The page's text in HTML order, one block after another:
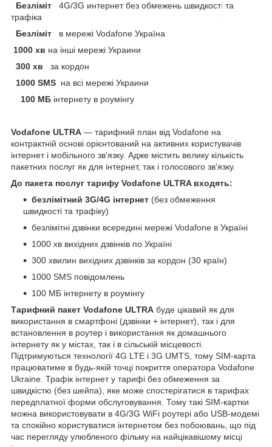
Безліміт 4G/3G интернет без обмежень швидкості та
трафіка
Безліміт в мережі Vodafone Україна
1000 хв на інші мережі Украини
300 хв за кордон
1000 SMS на всі мережі Украини
100 МБ інтернету в роумінгу
Vodafone ULTRA — тарифний план від Vodafone на
контрактній основі орієнтований на активних користувачів
інтернет і мобільного зв'язку. Адже містить велику кількість
пакетних послуг як для інтернет, так і голосового зв'язку.
До пакета послуг тарифу Vodafone ULTRA входять:
безлімітний 3G/4G інтернет (без обмеження
швидкості та трафіку)
безлімітні дзвінки всередині мережі Vodafone в Україні
1000 хв вихідних дзвінків по Україні
300 хвилин вихідних дзвінків за кордон (30 країн)
1000 SMS повідомлень
100 МБ інтернету в роумінгу
Тарифний пакет Vodafone ULTRA буде цікавий як для
використання в смартфоні (дзвінки + інтернет), так і для
встановлення в роутер і використання як домашнього
інтернету як у містах, так і в сільській місцевості.
Підтримуються технології 4G LTE і 3G UMTS, тому SIM-карта
працюватиме в будь-якій точці покриття оператора Vodafone
Ukraine. Трафік інтернет у тарифі без обмеження за
швидкістю (без шейпа), яке може спостерігатися в тарифах
передплатної форми обслуговування. Тому такі SIM-картки
можна використовувати в 4G/3G WiFi роутері або USB-модемі
та спокійно користуватися інтернетом без побоювань, що під
час перегляду улюбленого фільму на найцікавішому місці